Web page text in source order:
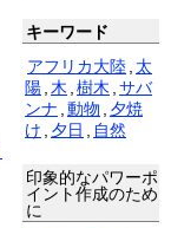
キーワード
アフリカ大陸 太
陽 木 樹木 サバ
ンナ 動物
夕焼
け
夕日 自然
印象的なパワーポ
イント作成のため
に